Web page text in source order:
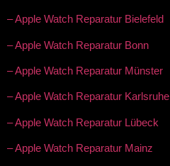
– Apple Watch Reparatur Bielefeld
– Apple Watch Reparatur Bonn
– Apple Watch Reparatur Münster
– Apple Watch Reparatur Karlsruhe
– Apple Watch Reparatur Lübeck
– Apple Watch Reparatur Mainz